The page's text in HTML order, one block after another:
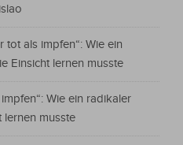
tot als impfen“: Wie ein
Einsicht lernen musste
Wie ein radikaler
lernen musste